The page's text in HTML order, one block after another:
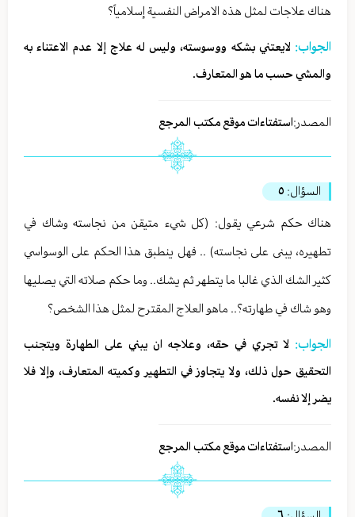
هناك علاجات لمثل هذه الامراض النفسية إسلامياً؟
الجواب: لايعتني بشكه ووسوسته، وليس له علاج إلا عدم الاعتناء به
والمشي حسب ما هو المتعارف.
المصدر:استفتاءات موقع مكتب المرجع
السؤال: ٥
هناك حكم شرعي يقول: (كل شيء متيقن من نجاسته وشاك في
تطهيره، يبنى على نجاسته) .. فهل ينطبق هذا الحكم على الوسواسي
كثير الشك الذي غالبا ما يتطهر ثم يشك.. وما حكم صلاته التي يصليها
وهو شاك في طهارته؟.. ماهو العلاج المقترح لمثل هذا الشخص؟
الجواب: لا تجري في حقه، وعلاجه ان يبني على الطهارة ويتجنب
التحقيق حول ذلك، ولا يتجاوز في التطهير وكميته المتعارف، وإلا فلا
يضر إلا نفسه.
المصدر:استفتاءات موقع مكتب المرجع